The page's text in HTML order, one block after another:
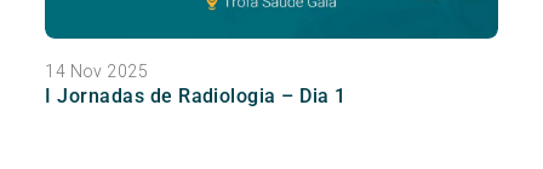
14 Nov 2025
I Jornadas de Radiologia – Dia 1